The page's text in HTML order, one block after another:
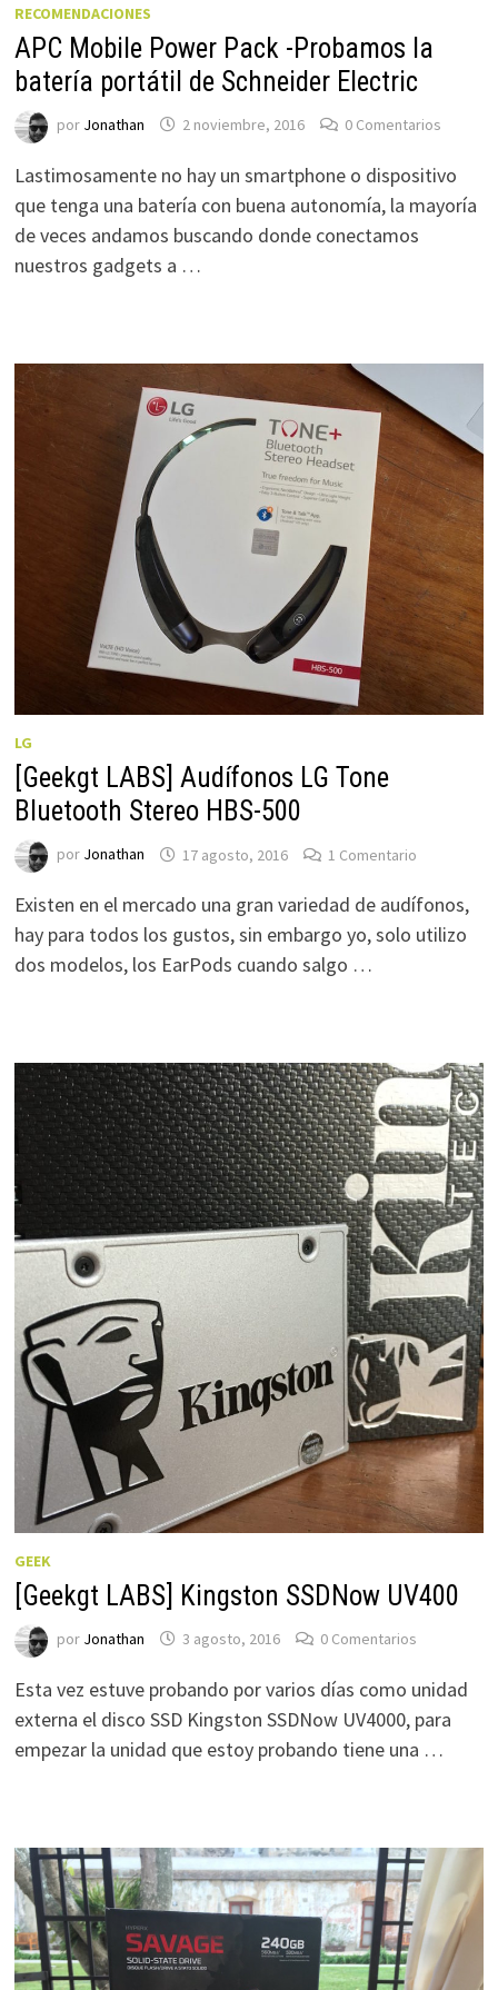
RECOMENDACIONES
APC Mobile Power Pack -Probamos la
batería portátil de Schneider Electric
por Jonathan 2 noviembre, 2016 0 Comentarios
Lastimosamente no hay un smartphone o dispositivo
que tenga una batería con buena autonomía, la mayoría
de veces andamos buscando donde conectamos
nuestros gadgets a …
LG
[Geekgt LABS] Audífonos LG Tone
Bluetooth Stereo HBS-500
por Jonathan 17 agosto, 2016 1 Comentario
Existen en el mercado una gran variedad de audífonos,
hay para todos los gustos, sin embargo yo, solo utilizo
dos modelos, los EarPods cuando salgo …
GEEK
[Geekgt LABS] Kingston SSDNow UV400
por Jonathan 3 agosto, 2016 0 Comentarios
Esta vez estuve probando por varios días como unidad
externa el disco SSD Kingston SSDNow UV4000, para
empezar la unidad que estoy probando tiene una …